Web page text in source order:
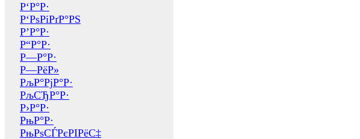
Р‘Р°Р·
Р‘РѕРіРґР°РЅ
Р’Р°Р·
Р“Р°Р·
Р—Р°Р·
Р—РёР»
РљР°РјР°Р·
РљСЂР°Р·
Р›Р°Р·
РњР°Р·
РњРѕСЃРєРІРёС‡